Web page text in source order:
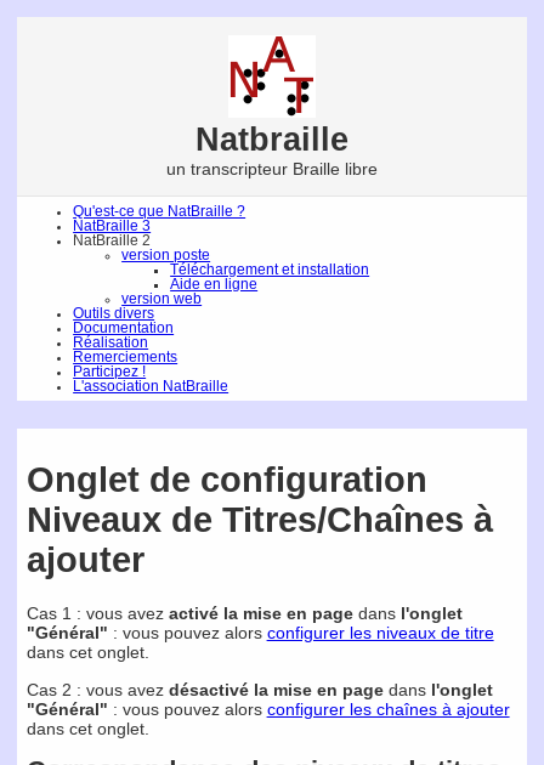
Natbraille
un transcripteur Braille libre
Qu'est-ce que NatBraille ?
NatBraille 3
NatBraille 2
version poste
Téléchargement et installation
Aide en ligne
version web
Outils divers
Documentation
Réalisation
Remerciements
Participez !
L'association NatBraille
Onglet de configuration
Niveaux de Titres/Chaînes à
ajouter
Cas 1 : vous avez activé la mise en pagedans l'onglet
"Général" : vous pouvez alors configurer les niveaux de titre
dans cet onglet.
Cas 2 : vous avez désactivé la mise en pagedans l'onglet
"Général" : vous pouvez alors configurer les chaînes à ajouter
dans cet onglet.